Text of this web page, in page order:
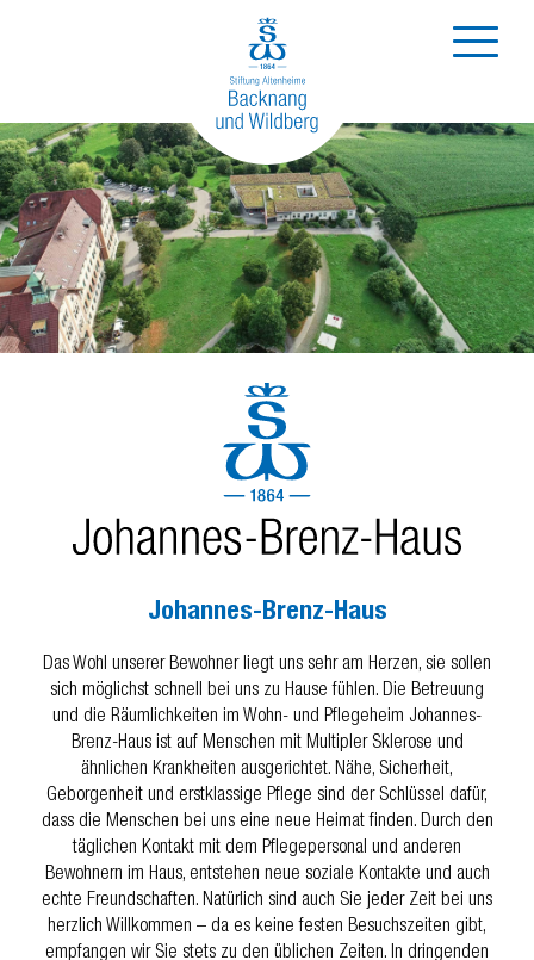
Johannes-Brenz-Haus
Das Wohl unserer Bewohner liegt uns sehr am Herzen, sie sollen
sich möglichst schnell bei uns zu Hause fühlen. Die Betreuung
und die Räumlichkeiten im Wohn- und Pflegeheim Johannes-
Brenz-Haus ist auf Menschen mit Multipler Sklerose und
ähnlichen Krankheiten ausgerichtet. Nähe, Sicherheit,
Geborgenheit und erstklassige Pflege sind der Schlüssel dafür,
dass die Menschen bei uns eine neue Heimat finden. Durch den
täglichen Kontakt mit dem Pflegepersonal und anderen
Bewohnern im Haus, entstehen neue soziale Kontakte und auch
echte Freundschaften. Natürlich sind auch Sie jeder Zeit bei uns
herzlich Willkommen – da es keine festen Besuchszeiten gibt,
empfangen wir Sie stets zu den üblichen Zeiten. In dringenden